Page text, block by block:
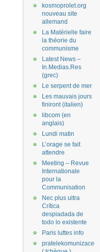
kosmoprolet.org
nouveau site
allemand
La Matérielle faire
la théorie du
communisme
Latest News –
In.Medias.Res
(grec)
Le serpent de mer
Les mauvais jours
finiront (italien)
libcom (en
anglais)
Lundi matin
L’orage se fait
attendre
Meeting – Revue
Internationale
pour la
Communisation
Nec plus ultra
Crítica
despiadada de
todo lo existente
Paris luttes info
pratelekomunizace